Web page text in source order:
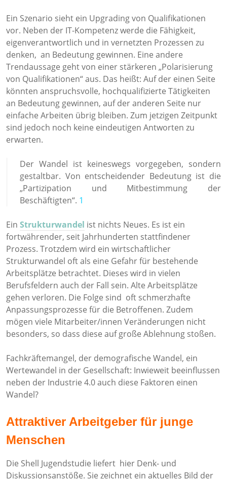
Ein Szenario sieht ein Upgrading von Qualifikationen
vor. Neben der IT-Kompetenz werde die Fähigkeit,
eigenverantwortlich und in vernetzten Prozessen zu
denken, an Bedeutung gewinnen. Eine andere
Trendaussage geht von einer stärkeren „Polarisierung
von Qualifikationen“ aus. Das heißt: Auf der einen Seite
könnten anspruchsvolle, hochqualifizierte Tätigkeiten
an Bedeutung gewinnen, auf der anderen Seite nur
einfache Arbeiten übrig bleiben. Zum jetzigen Zeitpunkt
sind jedoch noch keine eindeutigen Antworten zu
erwarten.
Der Wandel ist keineswegs vorgegeben, sondern
gestaltbar. Von entscheidender Bedeutung ist die
„Partizipation und Mitbestimmung der
Beschäftigten“. 1
Ein Strukturwandel ist nichts Neues. Es ist ein
fortwährender, seit Jahrhunderten stattfindener
Prozess. Trotzdem wird ein wirtschaftlicher
Strukturwandel oft als eine Gefahr für bestehende
Arbeitsplätze betrachtet. Dieses wird in vielen
Berufsfeldern auch der Fall sein. Alte Arbeitsplätze
gehen verloren. Die Folge sind oft schmerzhafte
Anpassungsprozesse für die Betroffenen. Zudem
mögen viele Mitarbeiter/innen Veränderungen nicht
besonders, so dass diese auf große Ablehnung stoßen.
Fachkräftemangel, der demografische Wandel, ein
Wertewandel in der Gesellschaft: Inwieweit beeinflussen
neben der Industrie 4.0 auch diese Faktoren einen
Wandel?
Attraktiver Arbeitgeber für junge
Menschen
Die Shell Jugendstudie liefert hier Denk- und
Diskussionsanstöße. Sie zeichnet ein aktuelles Bild der